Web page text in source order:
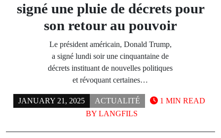
signé une pluie de décrets pour
son retour au pouvoir
Le président américain, Donald Trump,
a signé lundi soir une cinquantaine de
décrets instituant de nouvelles politiques
et révoquant certaines…
JANUARY 21, 2025
ACTUALITÉ
BY LANGFILS
1 MIN READ